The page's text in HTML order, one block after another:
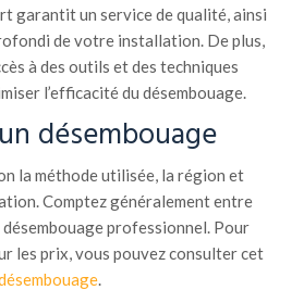
garantit un service de qualité, ainsi
de votre installation. De plus,
à des outils et des techniques
l’efficacité du désembouage.
désembouage
la méthode utilisée, la région et
Comptez généralement entre
professionnel. Pour
les prix, vous pouvez consulter cet
.